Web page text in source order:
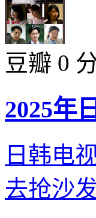
豆瓣 0
2025年
日韩电
去抢沙